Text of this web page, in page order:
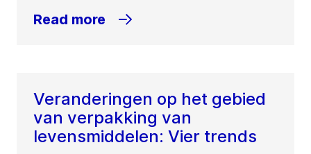
Read more
Veranderingen op het gebied
van verpakking van
levensmiddelen: Vier trends